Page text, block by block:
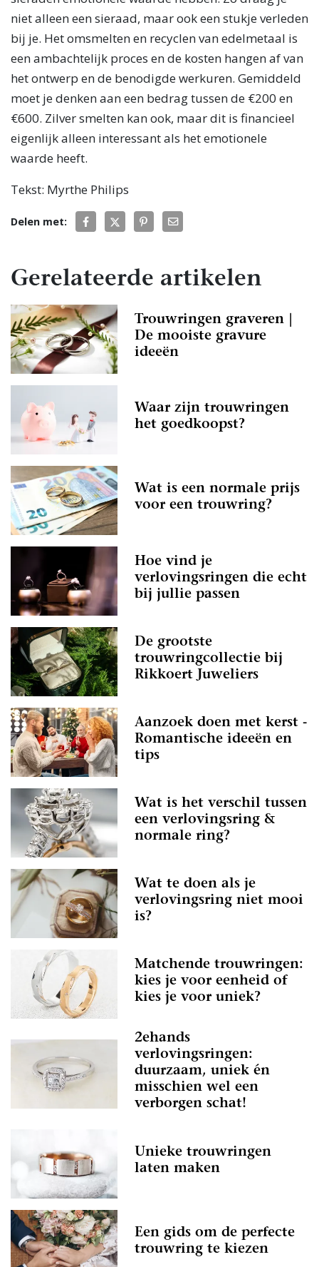
niet alleen een sieraad, maar ook een stukje verleden
bij je. Het omsmelten en recyclen van edelmetaal is
een ambachtelijk proces en de kosten hangen af van
het ontwerp en de benodigde werkuren. Gemiddeld
moet je denken aan een bedrag tussen de €200 en
€600. Zilver smelten kan ook, maar dit is financieel
eigenlijk alleen interessant als het emotionele
waarde heeft.
Tekst: Myrthe Philips
Delen met:
Gerelateerde artikelen
Trouwringen graveren |
De mooiste gravure
ideeën
Waar zijn trouwringen
het goedkoopst?
Wat is een normale prijs
voor een trouwring?
Hoe vind je
verlovingsringen die echt
bij jullie passen
De grootste
trouwringcollectie bij
Rikkoert Juweliers
Aanzoek doen met kerst -
Romantische ideeën en
tips
Wat is het verschil tussen
een verlovingsring &
normale ring?
Wat te doen als je
verlovingsring niet mooi
is?
Matchende trouwringen:
kies je voor eenheid of
kies je voor uniek?
2ehands
verlovingsringen:
duurzaam, uniek én
misschien wel een
verborgen schat!
Unieke trouwringen
laten maken
Een gids om de perfecte
trouwring te kiezen